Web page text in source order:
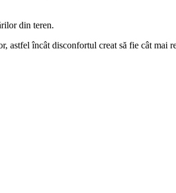
din teren.
astfel încât disconfortul creat să fie cât mai